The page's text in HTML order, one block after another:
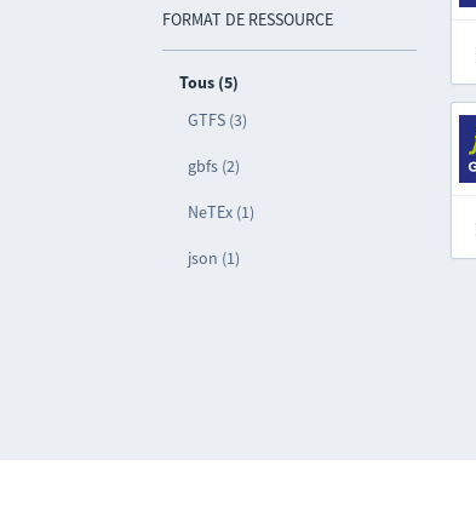
FORMAT DE RESSOURCE
Tous (5)
GTFS (3)
gbfs (2)
NeTEx (1)
json (1)